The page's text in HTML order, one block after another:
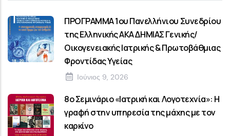
ΠΡΟΓΡΑΜΜΑ 1ου Πανελλήνιου Συνεδρίου
της Ελληνικής ΑΚΑΔΗΜΙΑΣ Γενικής/
Οικογενειακής Ιατρικής & Πρωτοβάθμιας
Φροντίδας Υγείας
Ιούνιος 9, 2026
8ο Σεμινάριο «Ιατρική και Λογοτεχνία»: Η
γραφή στην υπηρεσία της μάχης με τον
καρκίνο